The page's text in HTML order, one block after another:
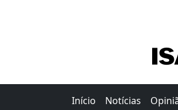
Início Notícias